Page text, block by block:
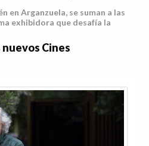
en Arganzuela, se suman a las
exhibidora que desafía la
Cines